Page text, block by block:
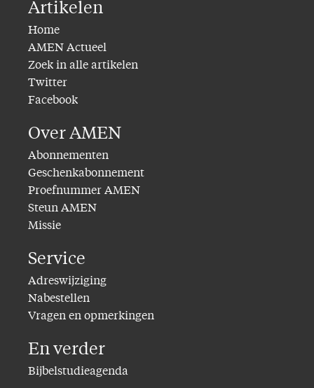
Artikelen
Home
AMEN Actueel
Zoek in alle artikelen
Twitter
Facebook
Over AMEN
Abonnementen
Geschenkabonnement
Proefnummer AMEN
Steun AMEN
Missie
Service
Adreswijziging
Nabestellen
Vragen en opmerkingen
En verder
Bijbelstudieagenda